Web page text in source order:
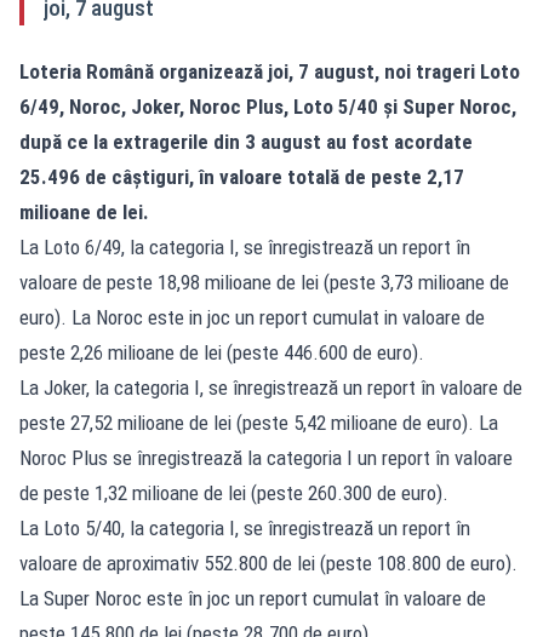
joi, 7 august
Loteria Română organizează joi, 7 august, noi trageri Loto
6/49, Noroc, Joker, Noroc Plus, Loto 5/40 și Super Noroc,
după ce la extragerile din 3 august au fost acordate
25.496 de câștiguri, în valoare totală de peste 2,17
milioane de lei.
La Loto 6/49, la categoria I, se înregistrează un report în
valoare de peste 18,98 milioane de lei (peste 3,73 milioane de
euro). La Noroc este in joc un report cumulat in valoare de
peste 2,26 milioane de lei (peste 446.600 de euro).
La Joker, la categoria I, se înregistrează un report în valoare de
peste 27,52 milioane de lei (peste 5,42 milioane de euro). La
Noroc Plus se înregistrează la categoria I un report în valoare
de peste 1,32 milioane de lei (peste 260.300 de euro).
La Loto 5/40, la categoria I, se înregistrează un report în
valoare de aproximativ 552.800 de lei (peste 108.800 de euro).
La Super Noroc este în joc un report cumulat în valoare de